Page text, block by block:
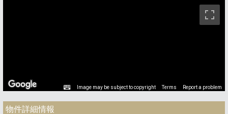
Image may be subject to copyright Terms Report a problem
物件詳細情報